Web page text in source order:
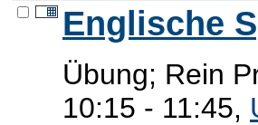
Englische
Übung; Rein
10:15 - 11:45,